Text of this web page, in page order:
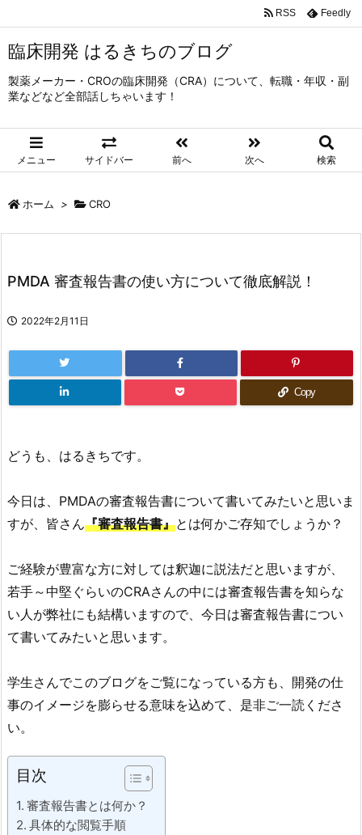
臨床開発 はるきちのブログ
製薬メーカー・CROの臨床開発（CRA）について、転職・年収・副
業などなど全部話しちゃいます！
メニュー サイドバー 前へ 次へ 検索
RSS Feedly
ホーム > CRO
PMDA 審査報告書の使い方について徹底解説！
2022年2月11日
Copy
どうも、はるきちです。
今日は、PMDAの審査報告書について書いてみたいと思いま
すが、皆さん『審査報告書』とは何かご存知でしょうか？
ご経験が豊富な方に対しては釈迦に説法だと思いますが、
若手～中堅ぐらいのCRAさんの中には審査報告書を知らな
い人が弊社にも結構いますので、今日は審査報告書につい
て書いてみたいと思います。
学生さんでこのブログをご覧になっている方も、開発の仕
事のイメージを膨らせる意味を込めて、是非ご一読くださ
い。
目次
審査報告書とは何か？
具体的な閲覧手順